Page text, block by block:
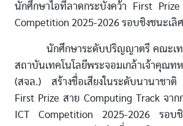
นักศึกษาไอทีลาดกระบังคว้า First
Competition 2025-2026 รอบชิงชนะเลิ
นักศึกษาระดับปริญญาตรี คณะเทค
สถาบันเทคโนโลยีพระจอมเกล้าเจ้าคุณท
(สจล.) สร้างชื่อเสียงในระดับนานาชาติ
First Prize สาย Computing Track จาก
ICT Competition 2025-2026 รอบชิ